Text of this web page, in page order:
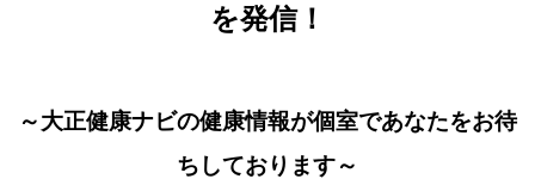
を発信！
～大正健康ナビの健康情報が個室であなたをお待
ちしております～